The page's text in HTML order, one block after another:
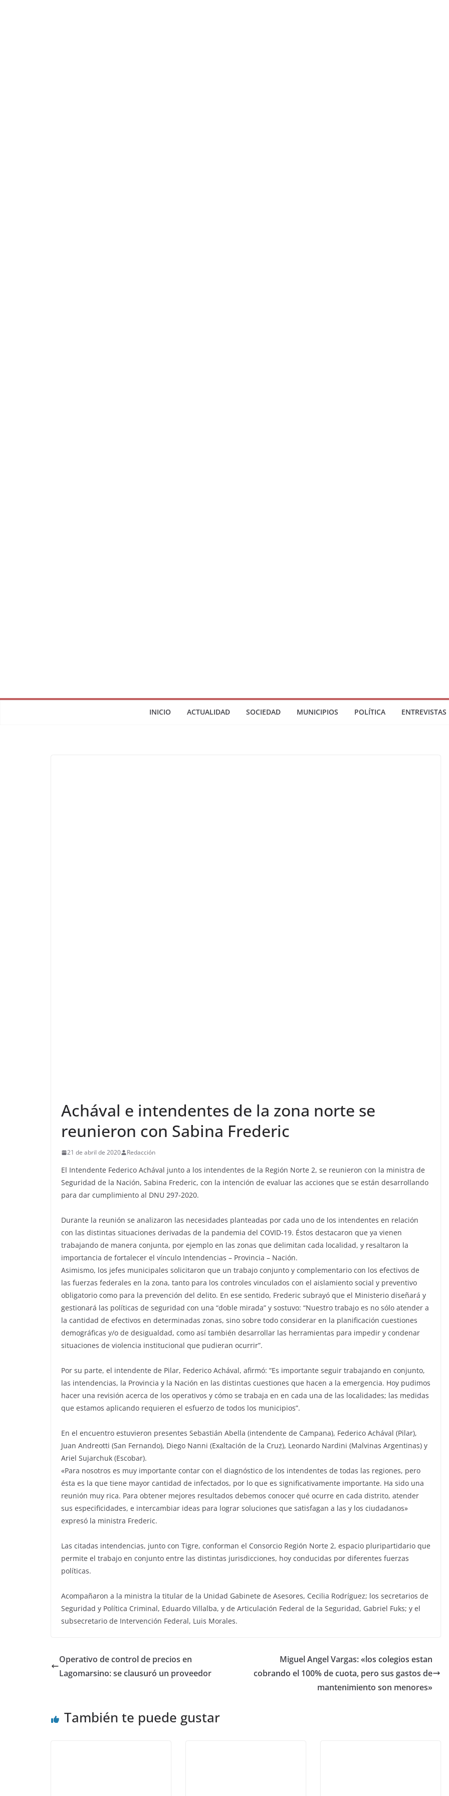
INICIO ACTUALIDAD SOCIEDAD MUNICIPIOS POLÍTICA ENTREVISTAS
Achával e intendentes de la zona norte se
reunieron con Sabina Frederic
21 de abril de 2020 Redacción
El Intendente Federico Achával junto a los intendentes de la Región Norte 2, se reunieron con la ministra de
Seguridad de la Nación, Sabina Frederic, con la intención de evaluar las acciones que se están desarrollando
para dar cumplimiento al DNU 297-2020.
Durante la reunión se analizaron las necesidades planteadas por cada uno de los intendentes en relación
con las distintas situaciones derivadas de la pandemia del COVID-19. Éstos destacaron que ya vienen
trabajando de manera conjunta, por ejemplo en las zonas que delimitan cada localidad, y resaltaron la
importancia de fortalecer el vínculo Intendencias – Provincia – Nación.
Asimismo, los jefes municipales solicitaron que un trabajo conjunto y complementario con los efectivos de
las fuerzas federales en la zona, tanto para los controles vinculados con el aislamiento social y preventivo
obligatorio como para la prevención del delito. En ese sentido, Frederic subrayó que el Ministerio diseñará y
gestionará las políticas de seguridad con una “doble mirada” y sostuvo: “Nuestro trabajo es no sólo atender a
la cantidad de efectivos en determinadas zonas, sino sobre todo considerar en la planificación cuestiones
demográficas y/o de desigualdad, como así también desarrollar las herramientas para impedir y condenar
situaciones de violencia institucional que pudieran ocurrir”.
Por su parte, el intendente de Pilar, Federico Achával, afirmó: “Es importante seguir trabajando en conjunto,
las intendencias, la Provincia y la Nación en las distintas cuestiones que hacen a la emergencia. Hoy pudimos
hacer una revisión acerca de los operativos y cómo se trabaja en en cada una de las localidades; las medidas
que estamos aplicando requieren el esfuerzo de todos los municipios”.
En el encuentro estuvieron presentes Sebastián Abella (intendente de Campana), Federico Achával (Pilar),
Juan Andreotti (San Fernando), Diego Nanni (Exaltación de la Cruz), Leonardo Nardini (Malvinas Argentinas) y
Ariel Sujarchuk (Escobar).
«Para nosotros es muy importante contar con el diagnóstico de los intendentes de todas las regiones, pero
ésta es la que tiene mayor cantidad de infectados, por lo que es significativamente importante. Ha sido una
reunión muy rica. Para obtener mejores resultados debemos conocer qué ocurre en cada distrito, atender
sus especificidades, e intercambiar ideas para lograr soluciones que satisfagan a las y los ciudadanos»
expresó la ministra Frederic.
Las citadas intendencias, junto con Tigre, conforman el Consorcio Región Norte 2, espacio pluripartidario que
permite el trabajo en conjunto entre las distintas jurisdicciones, hoy conducidas por diferentes fuerzas
políticas.
Acompañaron a la ministra la titular de la Unidad Gabinete de Asesores, Cecilia Rodríguez; los secretarios de
Seguridad y Política Criminal, Eduardo Villalba, y de Articulación Federal de la Seguridad, Gabriel Fuks; y el
subsecretario de Intervención Federal, Luis Morales.
Operativo de control de precios en
Lagomarsino: se clausuró un proveedor
Miguel Angel Vargas: «los colegios estan
cobrando el 100% de cuota, pero sus gastos de
mantenimiento son menores»
También te puede gustar